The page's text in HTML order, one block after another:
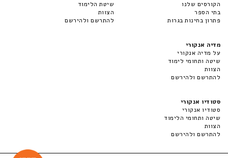
הקורסים שלנו
בתי הספר
פתרון בחינות בגרות
שיטת הלימוד
הצוות
להתרשם ולהירשם
מדיה אנקורי
על מדיה אנקורי
שיטה ותחומי לימוד
הצוות
להתרשם ולהירשם
סטודיו אנקורי
סטודיו אנקורי
שיטה ותחומי הלימוד
הצוות
להתרשם ולהירשם